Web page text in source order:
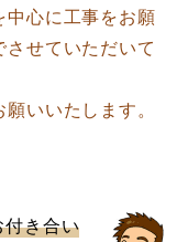
中心に工事をお願
させていただいて
いいたします。
き合い